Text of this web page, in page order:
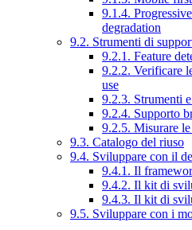
9.1.4.
degradation
9.2. Strumenti di
9.2.1. Feature
9.2.2. Verificare
use
9.2.3. Strumenti
9.2.4. Supporto
9.2.5. Misurare
9.3. Catalogo del riuso
9.4. Sviluppare con il
9.4.1. Il
9.4.2. Il kit di
9.4.3. Il kit di
9.5. Sviluppare con i